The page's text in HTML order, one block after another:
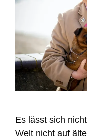
Es lässt sich
Welt nicht auf